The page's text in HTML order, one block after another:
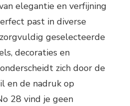
elegantie en verfijning
past in diverse
geselecteerde
decoraties en
zich door de
en de nadruk op
28 vind je geen